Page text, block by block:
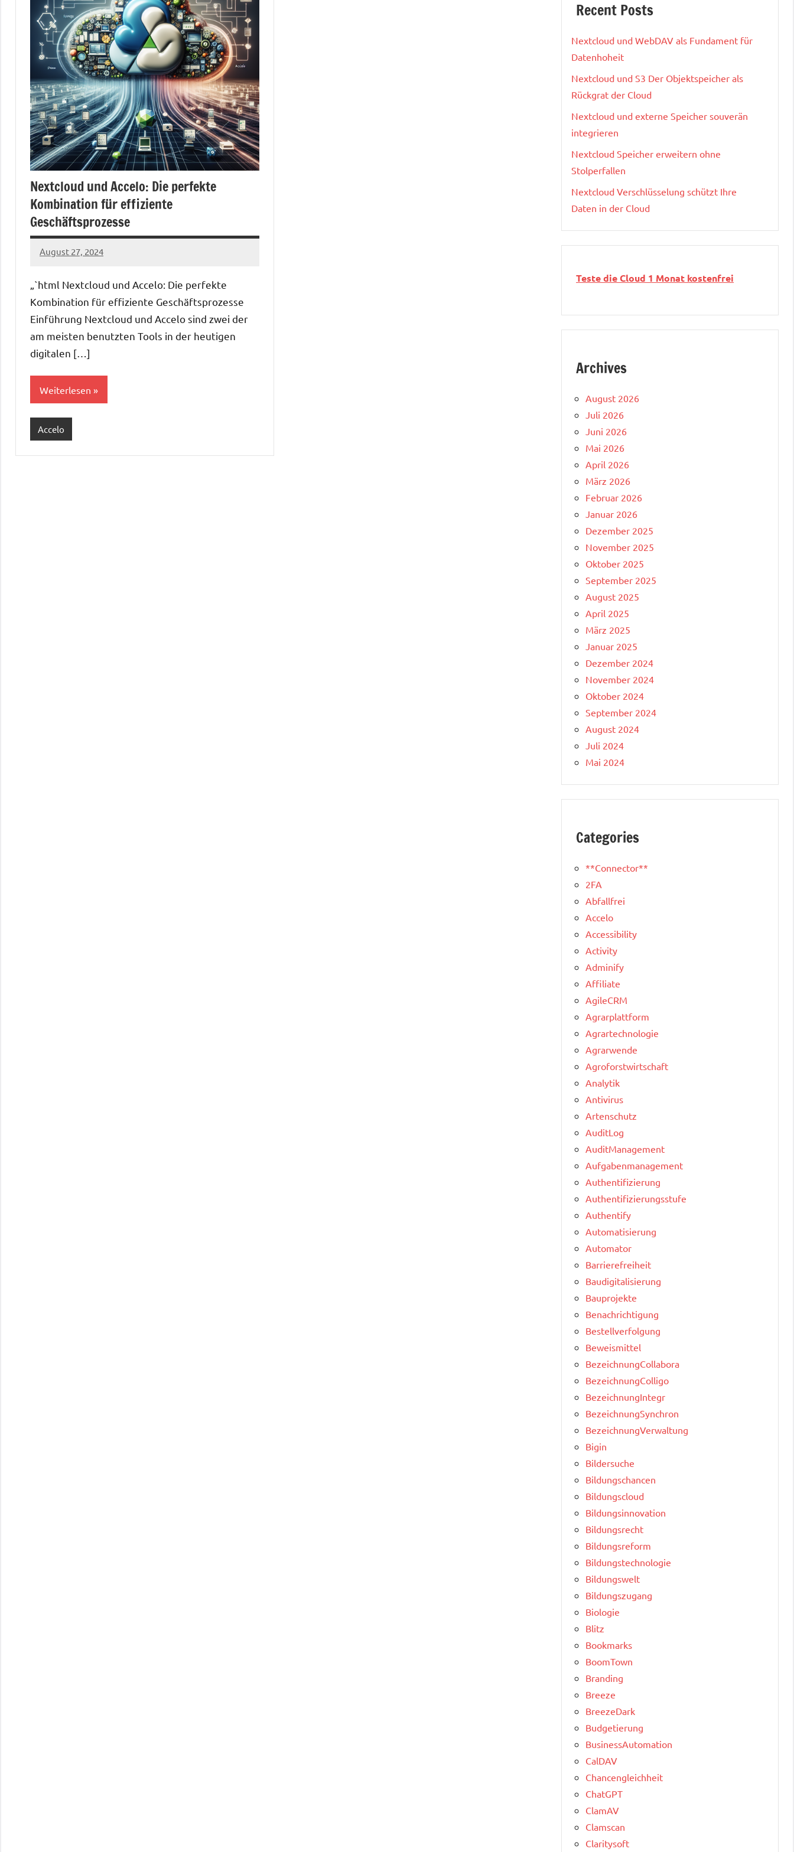
Nextcloud und Accelo: Die perfekte
Kombination für effiziente
Geschäftsprozesse
August 27, 2024
admin
„`html Nextcloud und Accelo: Die perfekte
Kombination für effiziente Geschäftsprozesse
Einführung Nextcloud und Accelo sind zwei der
am meisten benutzten Tools in der heutigen
digitalen […]
Weiterlesen
Accelo
Recent Posts
Nextcloud und WebDAV als Fundament für
Datenhoheit
Nextcloud und S3 Der Objektspeicher als
Rückgrat der Cloud
Nextcloud und externe Speicher souverän
integrieren
Nextcloud Speicher erweitern ohne
Stolperfallen
Nextcloud Verschlüsselung schützt Ihre
Daten in der Cloud
Teste die Cloud 1 Monat kostenfrei
Archives
August 2026
Juli 2026
Juni 2026
Mai 2026
April 2026
März 2026
Februar 2026
Januar 2026
Dezember 2025
November 2025
Oktober 2025
September 2025
August 2025
April 2025
März 2025
Januar 2025
Dezember 2024
November 2024
Oktober 2024
September 2024
August 2024
Juli 2024
Mai 2024
Categories
**Connector**
2FA
Abfallfrei
Accelo
Accessibility
Activity
Adminify
Affiliate
AgileCRM
Agrarplattform
Agrartechnologie
Agrarwende
Agroforstwirtschaft
Analytik
Antivirus
Artenschutz
AuditLog
AuditManagement
Aufgabenmanagement
Authentifizierung
Authentifizierungsstufe
Authentify
Automatisierung
Automator
Barrierefreiheit
Baudigitalisierung
Bauprojekte
Benachrichtigung
Bestellverfolgung
Beweismittel
BezeichnungCollabora
BezeichnungColligo
BezeichnungIntegr
BezeichnungSynchron
BezeichnungVerwaltung
Bigin
Bildersuche
Bildungschancen
Bildungscloud
Bildungsinnovation
Bildungsrecht
Bildungsreform
Bildungstechnologie
Bildungswelt
Bildungszugang
Biologie
Blitz
Bookmarks
BoomTown
Branding
Breeze
BreezeDark
Budgetierung
BusinessAutomation
CalDAV
Chancengleichheit
ChatGPT
ClamAV
Clamscan
Claritysoft